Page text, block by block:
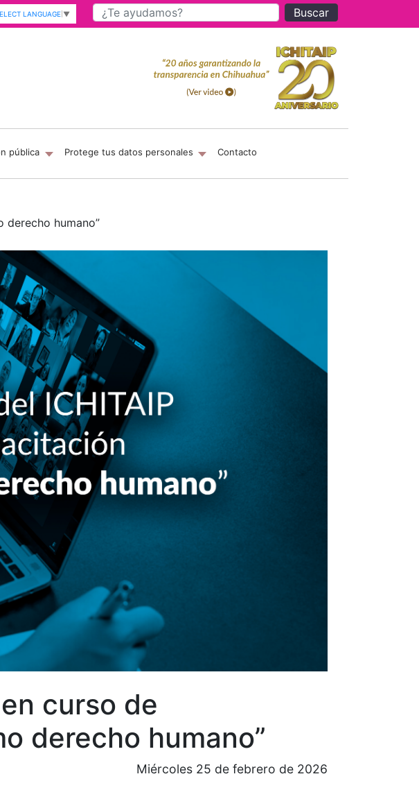
Buscar
LANGUAGE ▼
pública Protege tus datos personales Contacto
derecho humano”
curso de
derecho humano”
Miércoles 25 de febrero de 2026